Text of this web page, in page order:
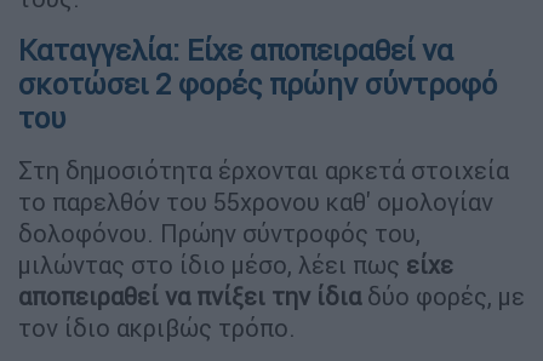
Καταγγελία: Είχε αποπειραθεί να
σκοτώσει 2 φορές πρώην σύντροφό
του
Στη δημοσιότητα έρχονται αρκετά στοιχεία
το παρελθόν του 55χρονου καθ' ομολογίαν
δολοφόνου. Πρώην σύντροφός του,
μιλώντας στο ίδιο μέσο, λέει πως είχε
αποπειραθεί να πνίξει την ίδιαδύο φορές, με
τον ίδιο ακριβώς τρόπο.